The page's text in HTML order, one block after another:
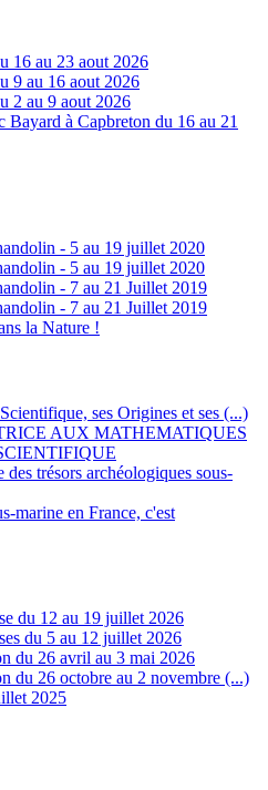
16 au 23 aout 2026
9 au 16 aout 2026
2 au 9 aout 2026
Bayard à Capbreton du 16 au 21
- 5 au 19 juillet 2020
- 5 au 19 juillet 2020
- 7 au 21 Juillet 2019
- 7 au 21 Juillet 2019
la Nature !
ses Origines et ses (...)
AUX MATHEMATIQUES
des trésors archéologiques sous-
marine en France, c'est
du 12 au 19 juillet 2026
du 5 au 12 juillet 2026
du 26 avril au 3 mai 2026
du 26 octobre au 2 novembre (...)
2025